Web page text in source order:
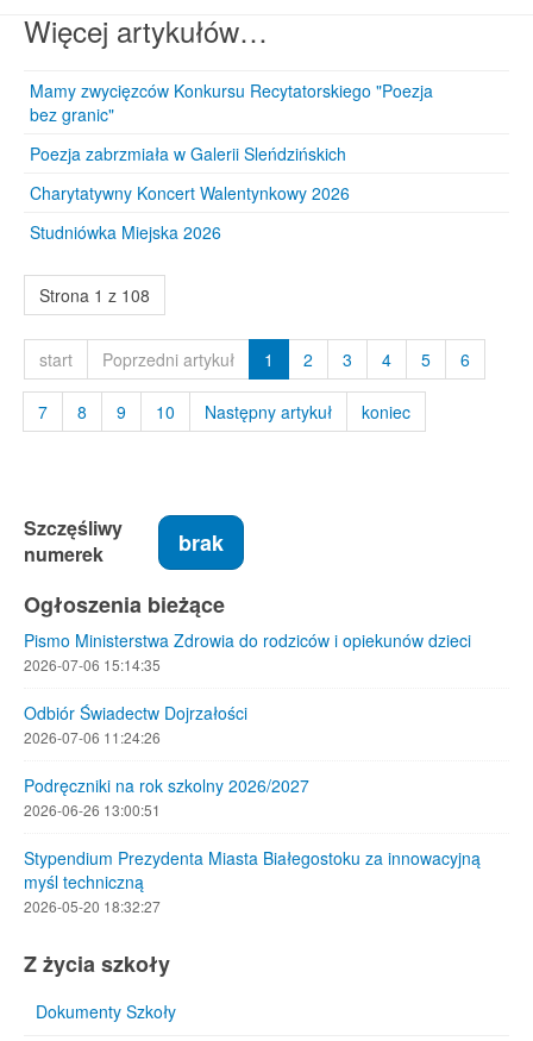
Więcej artykułów…
Mamy zwycięzców Konkursu Recytatorskiego "Poezja
bez granic"
Poezja zabrzmiała w Galerii Sleńdzińskich
Charytatywny Koncert Walentynkowy 2026
Studniówka Miejska 2026
Strona 1 z 108
start Poprzedni artykuł 1 2 3 4 5 6
7 8 9 10 Następny artykuł koniec
Szczęśliwy
numerek
brak
Ogłoszenia bieżące
Pismo Ministerstwa Zdrowia do rodziców i opiekunów dzieci
2026-07-06 15:14:35
Odbiór Świadectw Dojrzałości
2026-07-06 11:24:26
Podręczniki na rok szkolny 2026/2027
2026-06-26 13:00:51
Stypendium Prezydenta Miasta Białegostoku za innowacyjną
myśl techniczną
2026-05-20 18:32:27
Z życia szkoły
Dokumenty Szkoły